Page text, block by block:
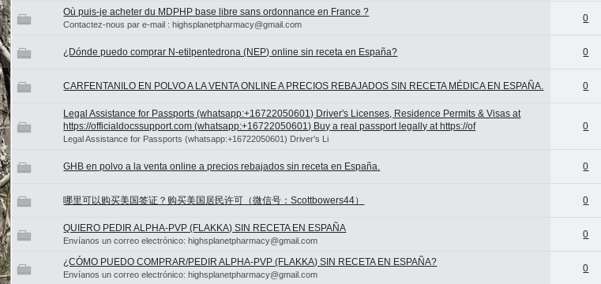
Où puis-je acheter du MDPHP base libre sans ordonnance en France ?
Contactez-nous par e-mail : highsplanetpharmacy@gmail.com
0
¿Dónde puedo comprar N-etilpentedrona (NEP) online sin receta en España? 0
CARFENTANILO EN POLVO A LA VENTA ONLINE A PRECIOS REBAJADOS SIN RECETA MÉDICA EN ESPAÑA. 0
Legal Assistance for Passports (whatsapp:+16722050601) Driver's Licenses, Residence Permits & Visas at
https://officialdocssupport.com (whatsapp:+16722050601) Buy a real passport legally at https://of
Legal Assistance for Passports (whatsapp:+16722050601) Driver's Li
0
GHB en polvo a la venta online a precios rebajados sin receta en España. 0
哪里可以购买美国签证？购买美国居民许可（微信号：Scottbowers44） 0
QUIERO PEDIR ALPHA-PVP (FLAKKA) SIN RECETA EN ESPAÑA
Envíanos un correo electrónico: highsplanetpharmacy@gmail.com
0
¿CÓMO PUEDO COMPRAR/PEDIR ALPHA-PVP (FLAKKA) SIN RECETA EN ESPAÑA?
Envíanos un correo electrónico: highsplanetpharmacy@gmail.com
0